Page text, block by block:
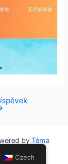
by Téma
Czech